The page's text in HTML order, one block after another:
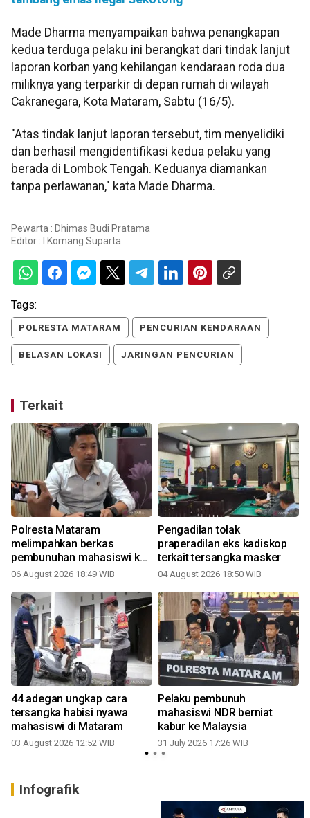
Made Dharma menyampaikan bahwa penangkapan
kedua terduga pelaku ini berangkat dari tindak lanjut
laporan korban yang kehilangan kendaraan roda dua
miliknya yang terparkir di depan rumah di wilayah
Cakranegara, Kota Mataram, Sabtu (16/5).
"Atas tindak lanjut laporan tersebut, tim menyelidiki
dan berhasil mengidentifikasi kedua pelaku yang
berada di Lombok Tengah. Keduanya diamankan
tanpa perlawanan," kata Made Dharma.
Pewarta : Dhimas Budi Pratama
Editor :
I Komang Suparta
Tags:
POLRESTA MATARAM PENCURIAN KENDARAAN
BELASAN LOKASI JARINGAN PENCURIAN
Terkait
Polresta Mataram
melimpahkan berkas
pembunuhan mahasiswi ke
jaksa
06 August 2026 18:49 WIB
Pengadilan tolak
praperadilan eks kadiskop
terkait tersangka masker
04 August 2026 18:50 WIB
44 adegan ungkap cara
tersangka habisi nyawa
mahasiswi di Mataram
03 August 2026 12:52 WIB
Pelaku pembunuh
mahasiswi NDR berniat
kabur ke Malaysia
31 July 2026 17:26 WIB
Infografik